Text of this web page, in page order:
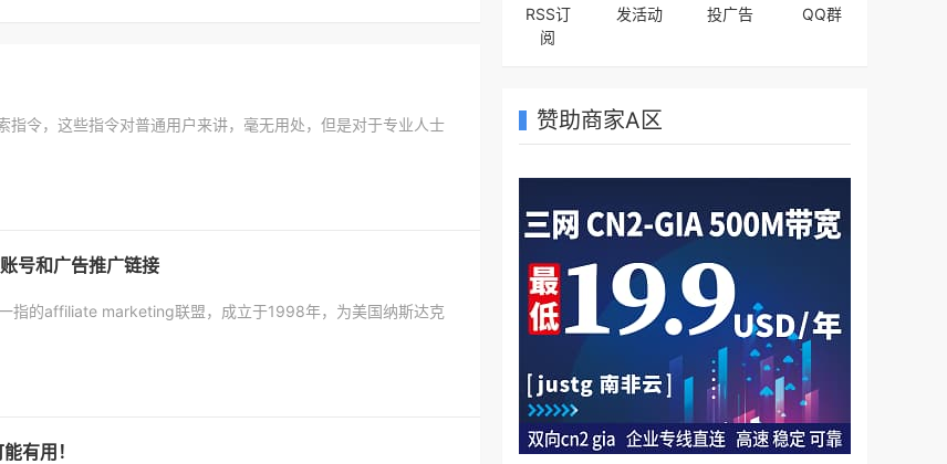
令，这些指令对普通用户来讲，毫无用处，但是对于专业人士
号和广告推广链接
指的affiliate marketing联盟，成立于1998年，为美国纳斯达克
有用！
RSS订
阅
发活动 投广告 QQ群
赞助商家A区